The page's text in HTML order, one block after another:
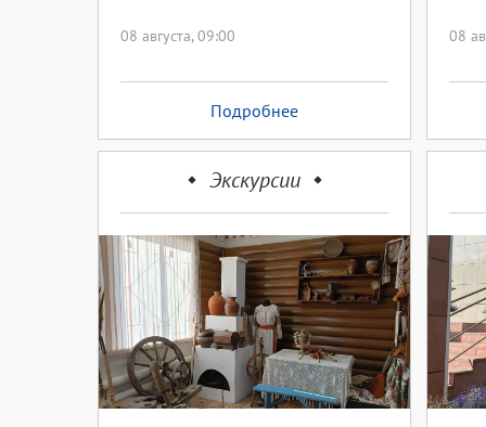
08 августа, 09:00
Подробнее
08
Экскурсии